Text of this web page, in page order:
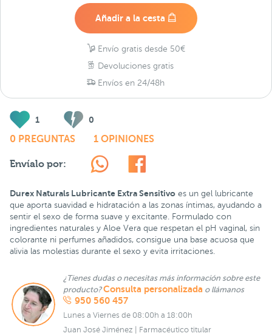
Añadir a la cesta
Envío gratis desde 50€
Devoluciones gratis
Envíos en 24/48h
1 0
0 PREGUNTAS 1 OPINIONES
Envíalo por:
Durex Naturals Lubricante Extra Sensitivo es un gel lubricante
que aporta suavidad e hidratación a las zonas íntimas, ayudando a
sentir el sexo de forma suave y excitante. Formulado con
ingredientes naturales y Aloe Vera que respetan el pH vaginal, sin
colorante ni perfumes añadidos, consigue una base acuosa que
alivia las molestias durante el sexo y evita irritaciones.
¿Tienes dudas o necesitas más información sobre este
producto?Consulta personalizada o llámanos
950 560 457
Lunes a Viernes de 08:00h a 18:00h
Juan José Jiménez | Farmacéutico titular